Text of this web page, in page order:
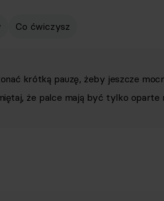
Co ćwiczysz
krótką pauzę, żeby jeszcze
że palce mają być tylko oparte